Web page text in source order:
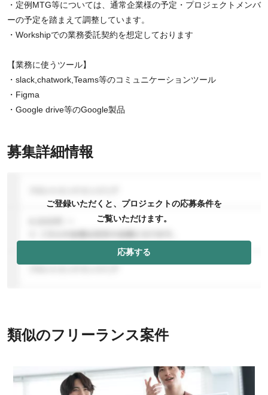
・定例MTG等については、通常企業様の予定・プロジェクトメンバ
ーの予定を踏まえて調整しています。
・Workshipでの業務委託契約を想定しております
【業務に使うツール】
・slack,chatwork,Teams等のコミュニケーションツール
・Figma
・Google drive等のGoogle製品
募集詳細情報
ご登録いただくと、プロジェクトの応募条件を
ご覧いただけます。
応募する
類似のフリーランス案件